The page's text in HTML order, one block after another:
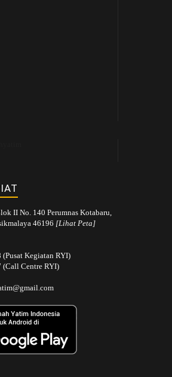
II No. 140 Perumnas Kotabaru,
46196 [Lihat Peta]
Kegiatan RYI)
(Call Centre RYI)